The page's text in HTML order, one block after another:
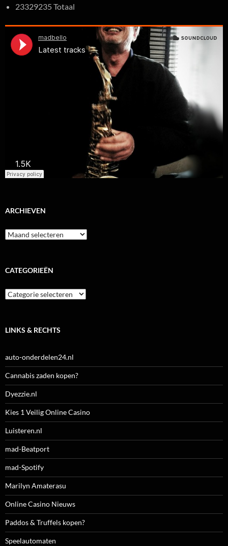
23329235 Totaal
ARCHIEVEN
Archieven
CATEGORIEËN
Categorieën
LINKS & RECHTS
auto-onderdelen24.nl
Cannabis zaden kopen?
Dyezzie.nl
Kies 1 Veilig Online Casino
Luisteren.nl
mad-Beatport
mad-Spotify
Marilyn Amaterasu
Online Casino Nieuws
Paddos & Truffels kopen?
Speelautomaten